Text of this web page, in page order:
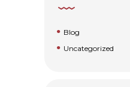
Blog
Uncategorized